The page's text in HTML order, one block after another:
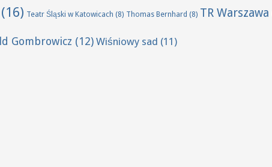
(16) Teatr Śląski w Katowicach (8) Thomas Bernhard (8) TR Warszawa
Gombrowicz (12) Wiśniowy sad (11)